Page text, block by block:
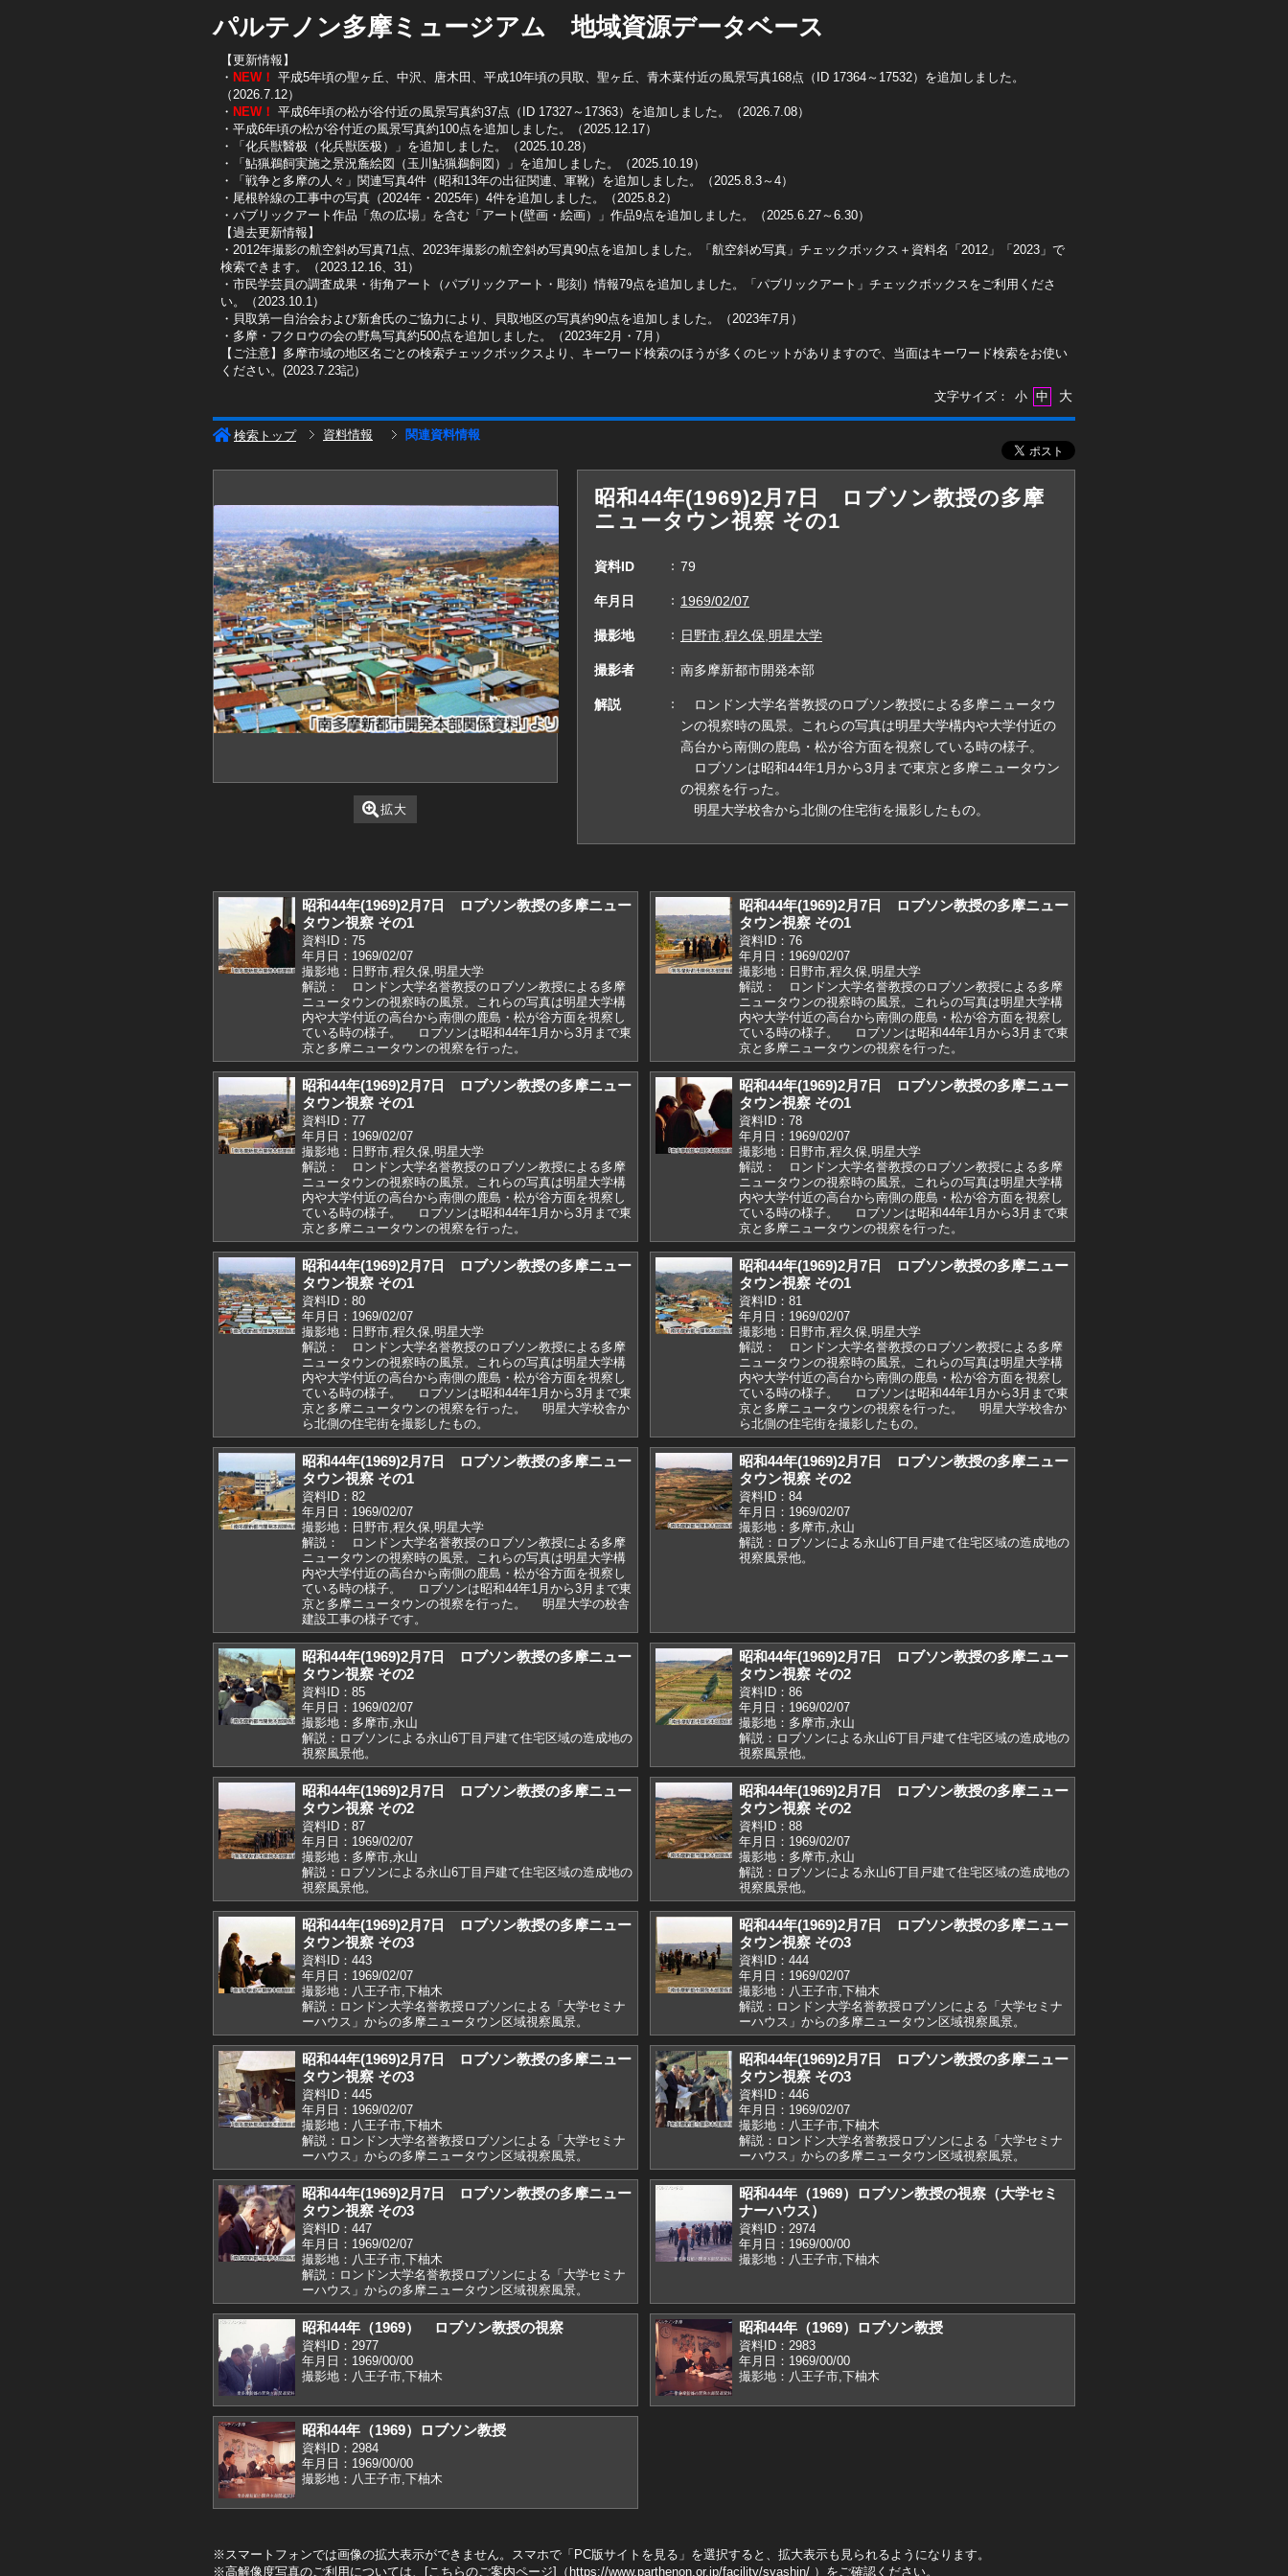
パルテノン多摩ミュージアム 地域資源データベース
【更新情報】
・ NEW！ 平成5年頃の聖ヶ丘、中沢、唐木田、平成10年頃の貝取、聖ヶ丘、青木葉付近の風景写真168点（ID 17364～17532）を追加しました。
（2026.7.12）
・ NEW！ 平成6年頃の松が谷付近の風景写真約37点（ID 17327～17363）を追加しました。（2026.7.08）
・平成6年頃の松が谷付近の風景写真約100点を追加しました。（2025.12.17）
・「化兵獣醫极（化兵獣医极）」を追加しました。（2025.10.28）
・「鮎猟鵜飼実施之景況麁絵図（玉川鮎猟鵜飼図）」を追加しました。（2025.10.19）
​・「戦争と多摩の人々」関連写真4件（昭和13年の出征関連、軍靴）を追加しました。（2025.8.3～4）
​・尾根幹線の工事中の写真（2024年・2025年）4件を追加しました。（2025.8.2）
​・パブリックアート作品「魚の広場」を含む「アート(壁画・絵画）」作品9点を追加しました。（2025.6.27～6.30）
【過去更新情報】
・2012年撮影の航空斜め写真71点、2023年撮影の航空斜め写真90点を追加しました。「航空斜め写真」チェックボックス＋資料名「2012」「2023」で
検索できます。（2023.12.16、31）
​・市民学芸員の調査成果・街角アート（パブリックアート・彫刻）情報79点を追加しました。「パブリックアート」チェックボックスをご利用くださ
い。（2023.10.1）
・貝取第一自治会および新倉氏のご協力により、貝取地区の写真約90点を追加しました。（2023年7月）
・多摩・フクロウの会の野鳥写真約500点を追加しました。（2023年2月・7月）
【ご注意】多摩市域の地区名ごとの検索チェックボックスより、キーワード検索のほうが多くのヒットがありますので、当面はキーワード検索をお使い
ください。(2023.7.23記）
文字サイズ：
小 中 大
検索トップ 資料情報 関連資料情報
拡大
昭和44年(1969)2月7日 ロブソン教授の多摩
ニュータウン視察 その1
資料ID 79
年月日 1969/02/07
撮影地 日野市,程久保,明星大学
撮影者 南多摩新都市開発本部
解説
ロンドン大学名誉教授のロブソン教授による多摩ニュータウ
ンの視察時の風景。これらの写真は明星大学構内や大学付近の
高台から南側の鹿島・松が谷方面を視察している時の様子。
ロブソンは昭和44年1月から3月まで東京と多摩ニュータウン
の視察を行った。
明星大学校舎から北側の住宅街を撮影したもの。
昭和44年(1969)2月7日 ロブソン教授の多摩ニュー
タウン視察 その1
資料ID：75
年月日：1969/02/07
撮影地：日野市,程久保,明星大学
解説： ロンドン大学名誉教授のロブソン教授による多摩
ニュータウンの視察時の風景。これらの写真は明星大学構
内や大学付近の高台から南側の鹿島・松が谷方面を視察し
ている時の様子。 ロブソンは昭和44年1月から3月まで東
京と多摩ニュータウンの視察を行った。
昭和44年(1969)2月7日 ロブソン教授の多摩ニュー
タウン視察 その1
資料ID：76
年月日：1969/02/07
撮影地：日野市,程久保,明星大学
解説： ロンドン大学名誉教授のロブソン教授による多摩
ニュータウンの視察時の風景。これらの写真は明星大学構
内や大学付近の高台から南側の鹿島・松が谷方面を視察し
ている時の様子。 ロブソンは昭和44年1月から3月まで東
京と多摩ニュータウンの視察を行った。
昭和44年(1969)2月7日 ロブソン教授の多摩ニュー
タウン視察 その1
資料ID：77
年月日：1969/02/07
撮影地：日野市,程久保,明星大学
解説： ロンドン大学名誉教授のロブソン教授による多摩
ニュータウンの視察時の風景。これらの写真は明星大学構
内や大学付近の高台から南側の鹿島・松が谷方面を視察し
ている時の様子。 ロブソンは昭和44年1月から3月まで東
京と多摩ニュータウンの視察を行った。
昭和44年(1969)2月7日 ロブソン教授の多摩ニュー
タウン視察 その1
資料ID：78
年月日：1969/02/07
撮影地：日野市,程久保,明星大学
解説： ロンドン大学名誉教授のロブソン教授による多摩
ニュータウンの視察時の風景。これらの写真は明星大学構
内や大学付近の高台から南側の鹿島・松が谷方面を視察し
ている時の様子。 ロブソンは昭和44年1月から3月まで東
京と多摩ニュータウンの視察を行った。
昭和44年(1969)2月7日 ロブソン教授の多摩ニュー
タウン視察 その1
資料ID：80
年月日：1969/02/07
撮影地：日野市,程久保,明星大学
解説： ロンドン大学名誉教授のロブソン教授による多摩
ニュータウンの視察時の風景。これらの写真は明星大学構
内や大学付近の高台から南側の鹿島・松が谷方面を視察し
ている時の様子。 ロブソンは昭和44年1月から3月まで東
京と多摩ニュータウンの視察を行った。 明星大学校舎か
ら北側の住宅街を撮影したもの。
昭和44年(1969)2月7日 ロブソン教授の多摩ニュー
タウン視察 その1
資料ID：81
年月日：1969/02/07
撮影地：日野市,程久保,明星大学
解説： ロンドン大学名誉教授のロブソン教授による多摩
ニュータウンの視察時の風景。これらの写真は明星大学構
内や大学付近の高台から南側の鹿島・松が谷方面を視察し
ている時の様子。 ロブソンは昭和44年1月から3月まで東
京と多摩ニュータウンの視察を行った。 明星大学校舎か
ら北側の住宅街を撮影したもの。
昭和44年(1969)2月7日 ロブソン教授の多摩ニュー
タウン視察 その1
資料ID：82
年月日：1969/02/07
撮影地：日野市,程久保,明星大学
解説： ロンドン大学名誉教授のロブソン教授による多摩
ニュータウンの視察時の風景。これらの写真は明星大学構
内や大学付近の高台から南側の鹿島・松が谷方面を視察し
ている時の様子。 ロブソンは昭和44年1月から3月まで東
京と多摩ニュータウンの視察を行った。 明星大学の校舎
建設工事の様子です。
昭和44年(1969)2月7日 ロブソン教授の多摩ニュー
タウン視察 その2
資料ID：84
年月日：1969/02/07
撮影地：多摩市,永山
解説：ロブソンによる永山6丁目戸建て住宅区域の造成地の
視察風景他。
昭和44年(1969)2月7日 ロブソン教授の多摩ニュー
タウン視察 その2
資料ID：85
年月日：1969/02/07
撮影地：多摩市,永山
解説：ロブソンによる永山6丁目戸建て住宅区域の造成地の
視察風景他。
昭和44年(1969)2月7日 ロブソン教授の多摩ニュー
タウン視察 その2
資料ID：86
年月日：1969/02/07
撮影地：多摩市,永山
解説：ロブソンによる永山6丁目戸建て住宅区域の造成地の
視察風景他。
昭和44年(1969)2月7日 ロブソン教授の多摩ニュー
タウン視察 その2
資料ID：87
年月日：1969/02/07
撮影地：多摩市,永山
解説：ロブソンによる永山6丁目戸建て住宅区域の造成地の
視察風景他。
昭和44年(1969)2月7日 ロブソン教授の多摩ニュー
タウン視察 その2
資料ID：88
年月日：1969/02/07
撮影地：多摩市,永山
解説：ロブソンによる永山6丁目戸建て住宅区域の造成地の
視察風景他。
昭和44年(1969)2月7日 ロブソン教授の多摩ニュー
タウン視察 その3
資料ID：443
年月日：1969/02/07
撮影地：八王子市,下柚木
解説：ロンドン大学名誉教授ロブソンによる「大学セミナ
ーハウス」からの多摩ニュータウン区域視察風景。
昭和44年(1969)2月7日 ロブソン教授の多摩ニュー
タウン視察 その3
資料ID：444
年月日：1969/02/07
撮影地：八王子市,下柚木
解説：ロンドン大学名誉教授ロブソンによる「大学セミナ
ーハウス」からの多摩ニュータウン区域視察風景。
昭和44年(1969)2月7日 ロブソン教授の多摩ニュー
タウン視察 その3
資料ID：445
年月日：1969/02/07
撮影地：八王子市,下柚木
解説：ロンドン大学名誉教授ロブソンによる「大学セミナ
ーハウス」からの多摩ニュータウン区域視察風景。
昭和44年(1969)2月7日 ロブソン教授の多摩ニュー
タウン視察 その3
資料ID：446
年月日：1969/02/07
撮影地：八王子市,下柚木
解説：ロンドン大学名誉教授ロブソンによる「大学セミナ
ーハウス」からの多摩ニュータウン区域視察風景。
昭和44年(1969)2月7日 ロブソン教授の多摩ニュー
タウン視察 その3
資料ID：447
年月日：1969/02/07
撮影地：八王子市,下柚木
解説：ロンドン大学名誉教授ロブソンによる「大学セミナ
ーハウス」からの多摩ニュータウン区域視察風景。
昭和44年（1969）ロブソン教授の視察（大学セミ
ナーハウス）
資料ID：2974
年月日：1969/00/00
撮影地：八王子市,下柚木
昭和44年（1969） ロブソン教授の視察
資料ID：2977
年月日：1969/00/00
撮影地：八王子市,下柚木
昭和44年（1969）ロブソン教授
資料ID：2983
年月日：1969/00/00
撮影地：八王子市,下柚木
昭和44年（1969）ロブソン教授
資料ID：2984
年月日：1969/00/00
撮影地：八王子市,下柚木
※スマートフォンでは画像の拡大表示ができません。スマホで「PC版サイトを見る」を選択すると、拡大表示も見られるようになります。
※高解像度写真のご利用については、[こちらのご案内ページ]（ https://www.parthenon.or.jp/facility/syashin/ ）をご確認ください。